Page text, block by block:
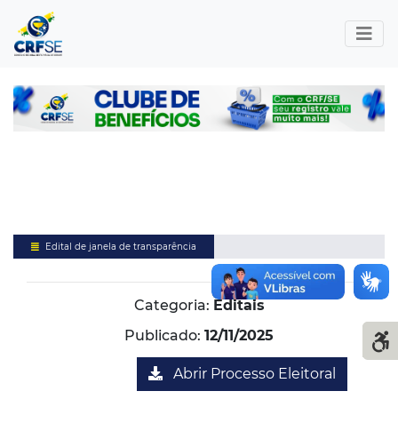
Edital de janela de transparência
Categoria: Editais
Publicado: 12/11/2025
Abrir Processo Eleitoral